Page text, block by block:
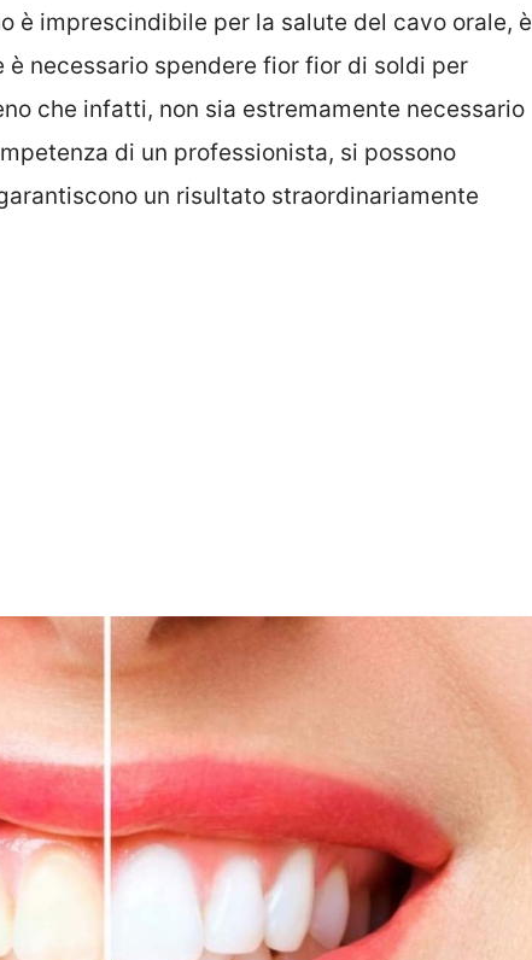
è imprescindibile per la salute del cavo orale, è
necessario spendere fior fior di soldi per
che infatti, non sia estremamente necessario
di un professionista, si possono
un risultato straordinariamente